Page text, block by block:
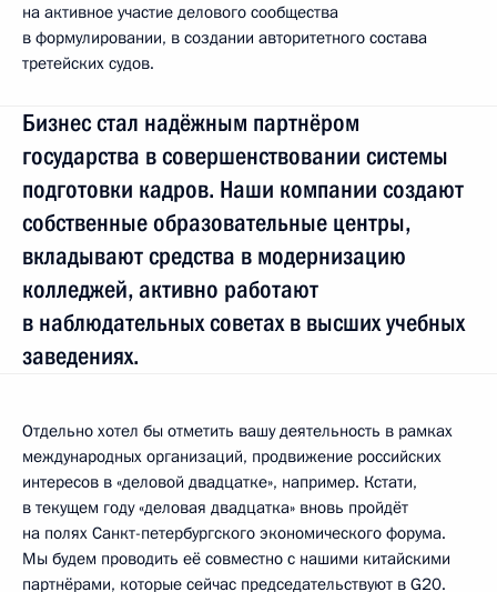
на активное участие делового сообщества
в формулировании, в создании авторитетного состава
третейских судов.
Бизнес стал надёжным партнёром
государства в совершенствовании системы
подготовки кадров. Наши компании создают
собственные образовательные центры,
вкладывают средства в модернизацию
колледжей, активно работают
в наблюдательных советах в высших учебных
заведениях.
Отдельно хотел бы отметить вашу деятельность в рамках
международных организаций, продвижение российских
интересов в «деловой двадцатке», например. Кстати,
в текущем году «деловая двадцатка» вновь пройдёт
на полях Санкт-петербургского экономического форума.
Мы будем проводить её совместно с нашими китайскими
партнёрами, которые сейчас председательствуют в G20.